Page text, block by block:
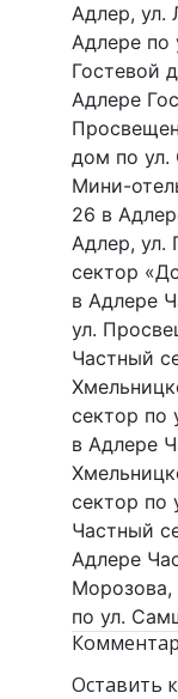
Адлер, ул.
Адлере по
Гостевой
Адлере
дом по ул.
Мини-
26 в
Адлер, ул.
сектор
в Адлере
ул.
Частный
сектор по
в Адлере
сектор по
Частный
Адлере
Морозова,
по ул.
Оставить